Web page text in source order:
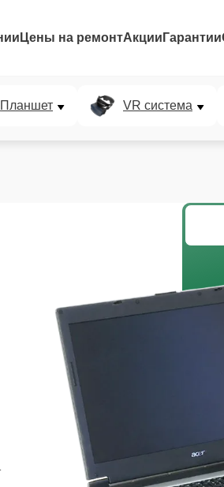
Цены на ремонтАкции Гарантии
Планшет VR система